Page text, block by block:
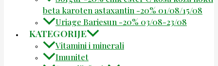
beta karoten astaxantin -20% 01/08/15/08
Uriage Bariesun -20% 03/08-23/08
KATEGORIJE
Vitamini i minerali
Imunitet